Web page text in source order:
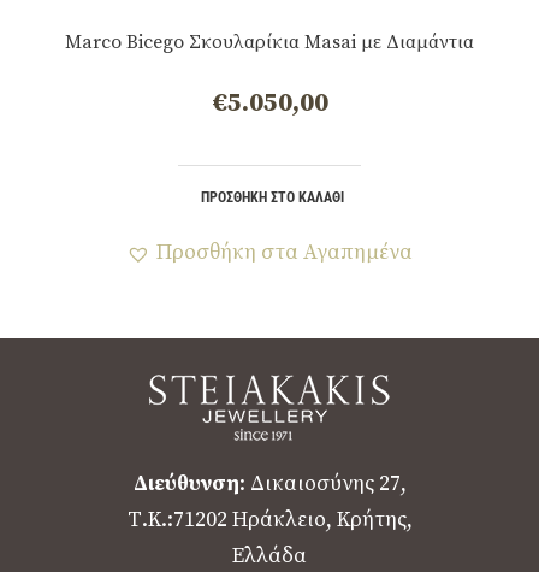
Marco Bicego Σκουλαρίκια Masai με Διαμάντια
€5.050,00
ΠΡΟΣΘΉΚΗ ΣΤΟ ΚΑΛΆΘΙ
Προσθήκη στα Αγαπημένα
Διεύθυνση: Δικαιοσύνης 27,
Τ.Κ.:71202 Ηράκλειο, Κρήτης,
Ελλάδα